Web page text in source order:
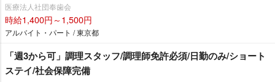
医療法人社団奉歯会
時給1,400円～1,500円
アルバイト・パート / 東京都
「週3から可」調理スタッフ/調理師免許必須/日勤のみ/ショート
ステイ/社会保障完備